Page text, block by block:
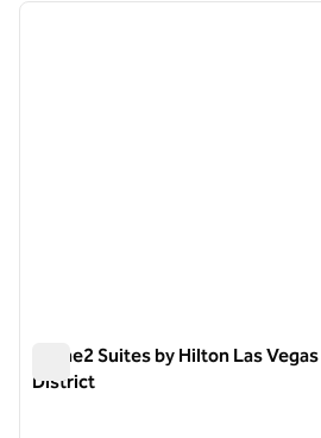
1 sur 12
Home2 Suites by Hilton Las
District